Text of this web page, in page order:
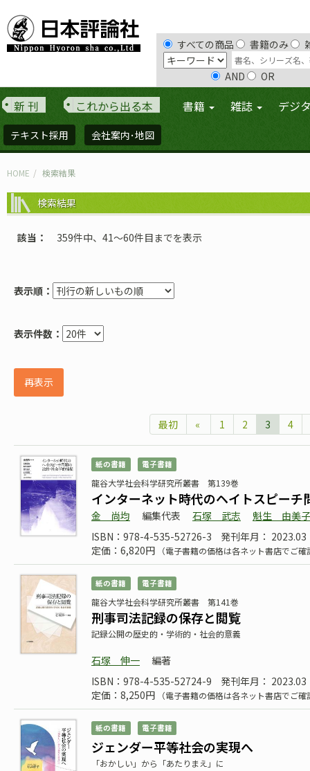
すべての商品 書籍のみ
AND OR
新 刊 これから出る本 書籍 雑誌 デジ
テキスト採用 会社案内･地図
HOME 検索結果
検索結果
該当 359件中、41〜60件目までを表示
表示順：
表示件数：
再表示
最初 « 1 2 3 4
紙の書籍 電子書籍
龍谷大学社会科学研究所叢書 第139巻
インターネット時代のヘイトスピー
金 尚均 編集代表 石塚 武志
魁生 由美子
ISBN：978-4-535-52726-3
発刊年月： 2023.03
定価：6,820円
（電子書籍の価格は各ネット書店でご
紙の書籍 電子書籍
龍谷大学社会科学研究所叢書 第141巻
刑事司法記録の保存と閲覧
記録公開の歴史的・学術的・社会的意義
石塚 伸一
編著
ISBN：978-4-535-52724-9
発刊年月： 2023.03
定価：8,250円
（電子書籍の価格は各ネット書店でご
紙の書籍 電子書籍
ジェンダー平等社会の実現へ
「おかしい」から「あたりまえ」に